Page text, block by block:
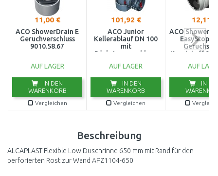
11,00 €
ACO ShowerDrain E
Geruchverschluss
9010.58.67
AUF LAGER
IN DEN
WARENKORB
Vergleichen
101,92 €
ACO Junior
Kellerablauf DN 100
mit
Rückstauverschluss,
Kunststoff
AUF LAGER
IN DEN
WARENKORB
Vergleichen
12,11 €
ACO
EasyStop
Kunststoff
AUF
IN
Beschreibung
ALCAPLAST Flexible Low Duschrinne 650 mm mit Rand für den
perforierten Rost zur Wand APZ1104-650